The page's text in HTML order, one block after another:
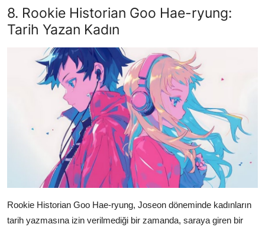
8. Rookie Historian Goo Hae-ryung:
Tarih Yazan Kadın
Rookie Historian Goo Hae-ryung, Joseon döneminde kadınların
tarih yazmasına izin verilmediği bir zamanda, saraya giren bir